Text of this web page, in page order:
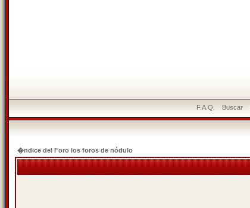
F.A.Q. Buscar
�ndice del Foro los foros de nódulo